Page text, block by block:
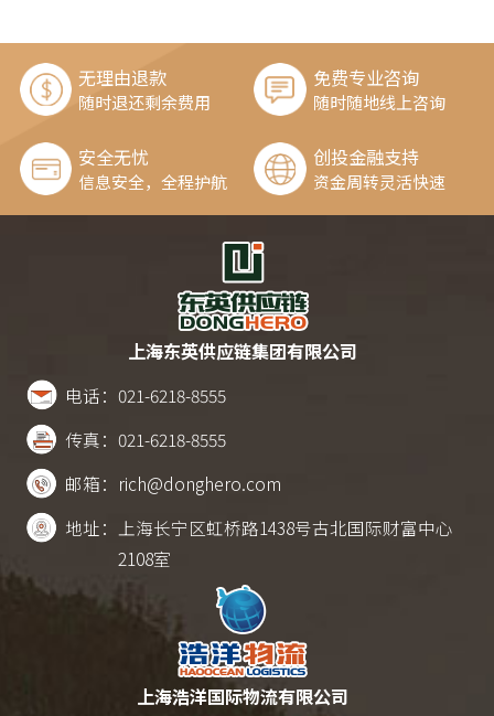
无理由退款
随时退还剩余费用
免费专业咨询
随时随地线上咨询
安全无忧
信息安全，全程护航
创投金融支持
资金周转灵活快速
上海东英供应链集团有限公司
电话： 021-6218-8555
传真： 021-6218-8555
邮箱： rich@donghero.com
地址：
上海长宁区虹桥路1438号古北国际财富中心
2108室
上海浩洋国际物流有限公司